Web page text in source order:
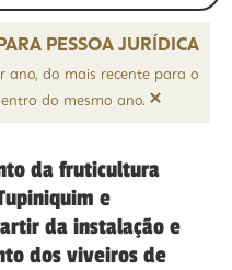
PESSOA JURÍDICA
ano, do mais recente para o
do mesmo ano. ×
da fruticultura
e
da instalação e
dos viveiros de